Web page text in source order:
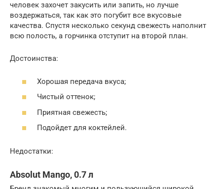
человек захочет закусить или запить, но лучше
воздержаться, так как это погубит все вкусовые
качества. Спустя несколько секунд свежесть наполнит
всю полость, а горчинка отступит на второй план.
Достоинства:
Хорошая передача вкуса;
Чистый оттенок;
Приятная свежесть;
Подойдет для коктейлей.
Недостатки:
Absolut Mango, 0.7 л